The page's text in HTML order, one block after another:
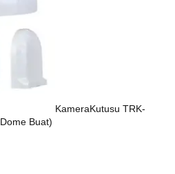
KameraKutusu TRK-
Buat)